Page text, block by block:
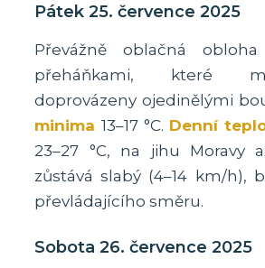
Pátek 25. července 2025
Převážně oblačná
přeháňkami, které
doprovázeny ojedinělými
minima 13–17 °C. Denní
23–27 °C, na jihu Moravy
zůstává slabý (4–14 km/h),
převládajícího směru.
Sobota 26. července 2025